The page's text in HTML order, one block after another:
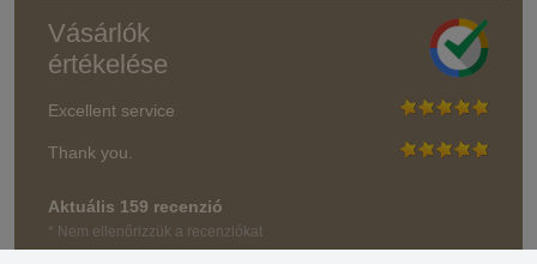
Vásárlók
értékelése
Excellent service
Thank you.
Aktuális 159 recenzió
* Nem ellenőrizzük a recenziókat